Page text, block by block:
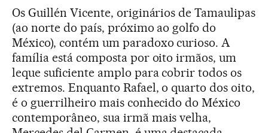
Os Guillén Vicente, originários de Tamaulipas
(ao norte do país, próximo ao golfo do
México), contém um paradoxo curioso. A
família está composta por oito irmãos, um
leque suficiente amplo para cobrir todos os
extremos. Enquanto Rafael, o quarto dos oito,
é o guerrilheiro mais conhecido do México
contemporâneo, sua irmã mais velha,